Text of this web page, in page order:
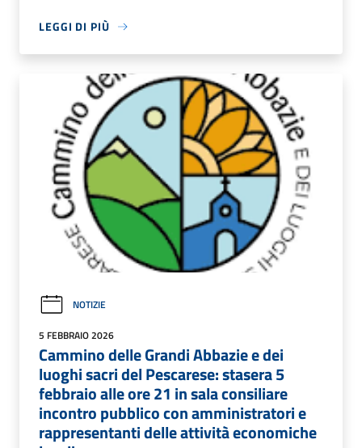
LEGGI DI PIÙ
NOTIZIE
5 FEBBRAIO 2026
Cammino delle Grandi Abbazie e dei
luoghi sacri del Pescarese: stasera 5
febbraio alle ore 21 in sala consiliare
incontro pubblico con amministratori e
rappresentanti delle attività economiche